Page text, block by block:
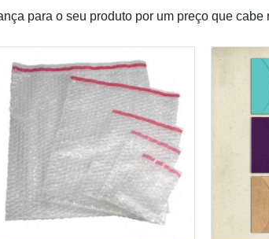
para o seu produto por um preço que cabe